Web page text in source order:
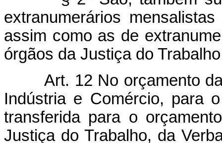
extranumerários
assim como as de
órgãos da Justiça do
Art. 12 No orçamento
Indústria e Comércio, para
transferida para o
Justiça do Trabalho, da